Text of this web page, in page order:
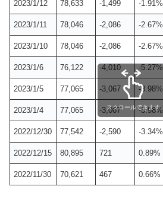
2023/1/12 78,633 -1,499 -1.91%
2023/1/11 78,046 -2,086 -2.67%
2023/1/10 78,046 -2,086 -2.67%
2023/1/6 76,122 -4,010 -5.27%
2023/1/5 77,065 -3,067 -3.98%
2023/1/4 77,065 -3,067 -3.98%
2022/12/30 77,542 -2,590 -3.34%
2022/12/15 80,895 721 0.89%
2022/11/30 70,621 467 0.66%
スクロールできます